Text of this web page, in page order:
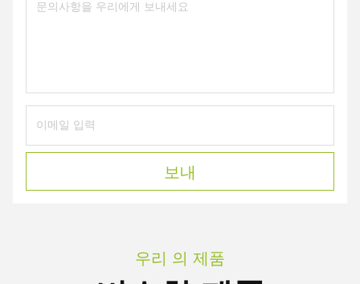
보내
우리 의 제품